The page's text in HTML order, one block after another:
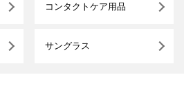
コンタクトケア用品
サングラス